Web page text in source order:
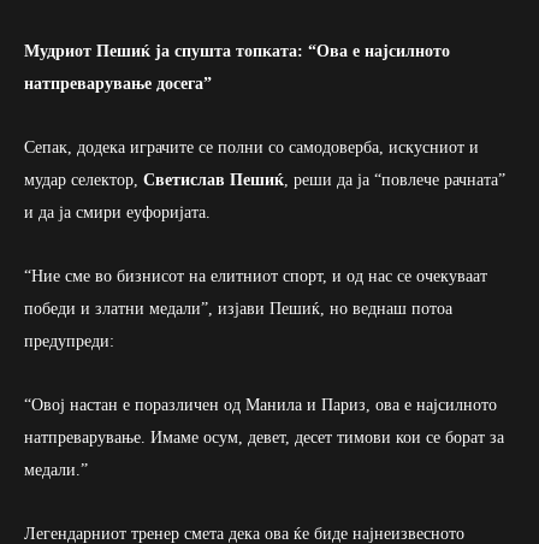
Мудриот Пешиќ ја спушта топката: “Ова е најсилното
натпреварување досега”
Сепак, додека играчите се полни со самодоверба, искусниот и
мудар селектор, Светислав Пешиќ , реши да ја “повлече рачната”
и да ја смири еуфоријата.
“Ние сме во бизнисот на елитниот спорт, и од нас се очекуваат
победи и златни медали”, изјави Пешиќ, но веднаш потоа
предупреди:
“Овој настан е поразличен од Манила и Париз, ова е најсилното
натпреварување. Имаме осум, девет, десет тимови кои се борат за
медали.”
Легендарниот тренер смета дека ова ќе биде најнеизвесното